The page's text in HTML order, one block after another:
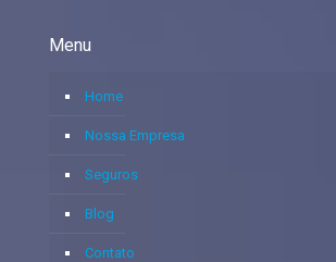
Menu
Home
Nossa Empresa
Seguros
Blog
Contato